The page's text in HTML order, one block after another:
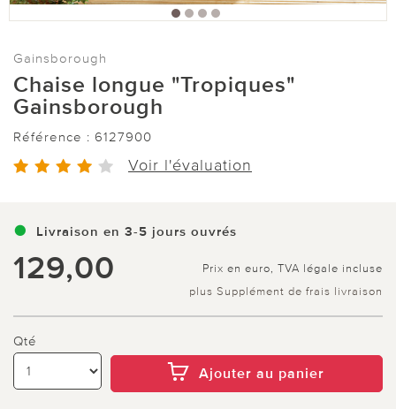
Gainsborough
Chaise longue "Tropiques"
Gainsborough
Référence : 6127900
Voir l'évaluation
Livraison en 3-5 jours ouvrés
129,00
Prix en euro, TVA légale incluse
plus Supplément de frais livraison
Qté
Ajouter au panier